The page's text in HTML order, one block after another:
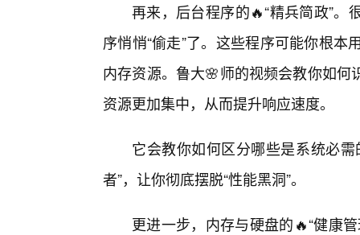
再来，后台程序的🔥“精兵简政”
序悄悄“偷走”了。这些程序可能你根
内存资源。鲁大🌸师的视频会教你如
资源更加集中，从而提升响应速度。
它会教你如何区分哪些是系统必
者”，让你彻底摆脱“性能黑洞”。
更进一步，内存与硬盘的🔥“健康